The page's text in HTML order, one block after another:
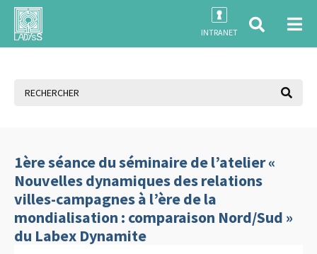
INTRANET
1ère séance du séminaire de l’atelier «
Nouvelles dynamiques des relations
villes-campagnes à l’ère de la
mondialisation : comparaison Nord/Sud »
du Labex Dynamite